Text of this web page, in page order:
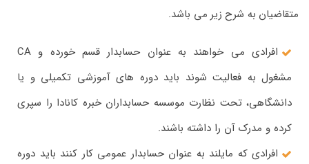
متقاضیان به شرح زیر می باشد.
افرادی می خواهند به عنوان حسابدار قسم خورده و CA
مشغول به فعالیت شوند باید دوره های آموزشی تکمیلی و یا
دانشگاهی، تحت نظارت موسسه حسابداران خبره کانادا را سپری
کرده و مدرک آن را داشته باشند.
افرادی که مایلند به عنوان حسابدار عمومی کار کنند باید دوره